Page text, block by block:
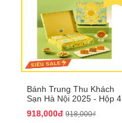
Bánh Trung Thu Khách
Sạn Hà Nội 2025 - Hộp 4
918,000đ 918,000₫